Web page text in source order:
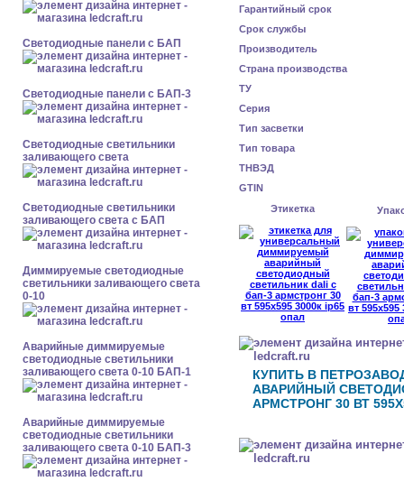
Cветодиодные панели с БАП
Cветодиодные панели с БАП-3
Светодиодные светильники
заливающего света
Светодиодные светильники
заливающего света с БАП
Диммируемые светодиодные
светильники заливающего света
0-10
Аварийные диммируемые
светодиодные светильники
заливающего света 0-10 БАП-1
Аварийные диммируемые
светодиодные светильники
заливающего света 0-10 БАП-3
Гарантийный срок
Срок службы
Производитель
Страна производства
ТУ
Серия
Тип засветки
Тип товара
ТНВЭД
GTIN
Этикетка
КУПИТЬ В
АВАРИЙНЫЙ
АРМСТРОНГ 30 ВТ